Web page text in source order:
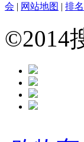
会
网站地图 排
©2014